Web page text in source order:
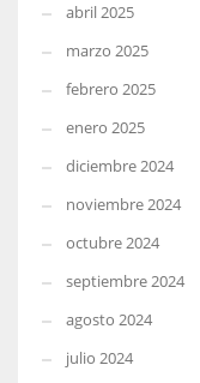
abril 2025
marzo 2025
febrero 2025
enero 2025
diciembre 2024
noviembre 2024
octubre 2024
septiembre 2024
agosto 2024
julio 2024